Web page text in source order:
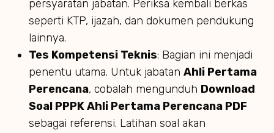
persyaratan jabatan. Periksa kembali berkas
seperti KTP, ijazah, dan dokumen pendukung
lainnya.
Tes Kompetensi Teknis: Bagian ini menjadi
penentu utama. Untuk jabatan Ahli Pertama
Perencana, cobalah mengunduh Download
Soal PPPK Ahli Pertama Perencana PDF
sebagai referensi. Latihan soal akan